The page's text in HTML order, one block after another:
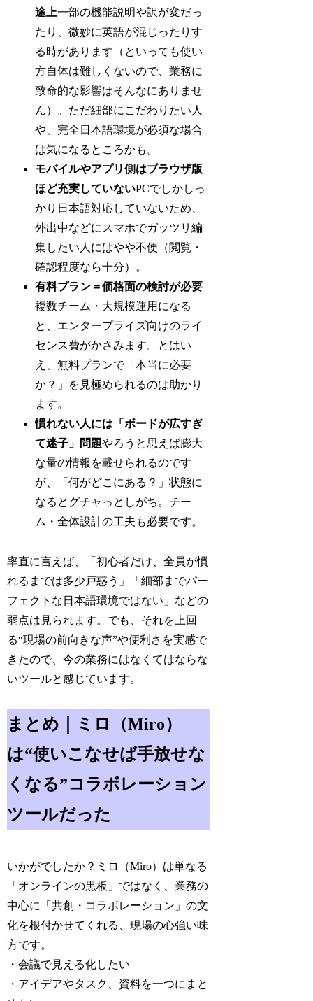
途上一部の機能説明や訳が変だっ
たり、微妙に英語が混じったりす
る時があります（といっても使い
方自体は難しくないので、業務に
致命的な影響はそんなにありませ
ん）。ただ細部にこだわりたい人
や、完全日本語環境が必須な場合
は気になるところかも。
モバイルやアプリ側はブラウザ版
ほど充実していないPCでしかしっ
かり日本語対応していないため、
外出中などにスマホでガッツリ編
集したい人にはやや不便（閲覧・
確認程度なら十分）。
有料プラン＝価格面の検討が必要
複数チーム・大規模運用になる
と、エンタープライズ向けのライ
センス費がかさみます。とはい
え、無料プランで「本当に必要
か？」を見極められるのは助かり
ます。
慣れない人には「ボードが広すぎ
て迷子」問題やろうと思えば膨大
な量の情報を載せられるのです
が、「何がどこにある？」状態に
なるとグチャっとしがち。チー
ム・全体設計の工夫も必要です。
率直に言えば、「初心者だけ、全員が慣
れるまでは多少戸惑う」「細部までパー
フェクトな日本語環境ではない」などの
弱点は見られます。でも、それを上回
る“現場の前向きな声”や便利さを実感で
きたので、今の業務にはなくてはならな
いツールと感じています。
まとめ｜ミロ（Miro）
は“使いこなせば手放せな
くなる”コラボレーション
ツールだった
いかがでしたか？ミロ（Miro）は単なる
「オンラインの黒板」ではなく、業務の
中心に「共創・コラボレーション」の文
化を根付かせてくれる、現場の心強い味
方です。
・会議で見える化したい
・アイデアやタスク、資料を一つにまと